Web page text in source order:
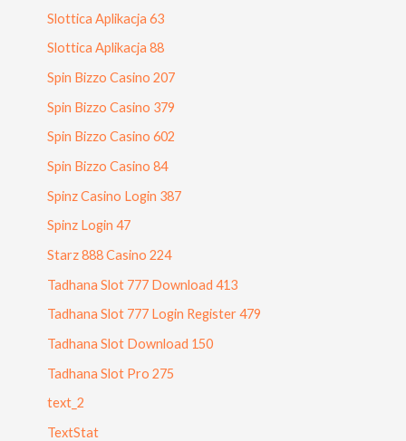
Slottica Aplikacja 63
Slottica Aplikacja 88
Spin Bizzo Casino 207
Spin Bizzo Casino 379
Spin Bizzo Casino 602
Spin Bizzo Casino 84
Spinz Casino Login 387
Spinz Login 47
Starz 888 Casino 224
Tadhana Slot 777 Download 413
Tadhana Slot 777 Login Register 479
Tadhana Slot Download 150
Tadhana Slot Pro 275
text_2
TextStat